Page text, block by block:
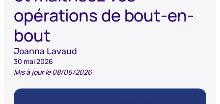
opérations de bout-en-
bout
Joanna Lavaud
30 mai 2026
Mis à jour le 08/06/2026